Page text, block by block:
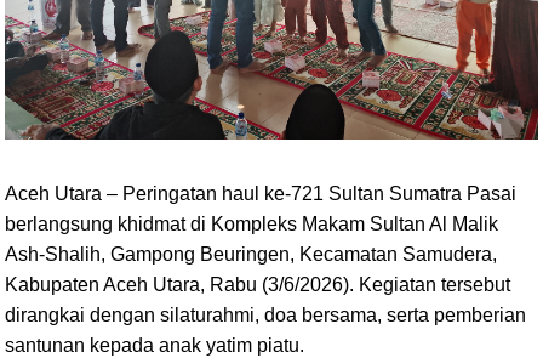
Aceh Utara – Peringatan haul ke-721 Sultan Sumatra Pasai
berlangsung khidmat di Kompleks Makam Sultan Al Malik
Ash-Shalih, Gampong Beuringen, Kecamatan Samudera,
Kabupaten Aceh Utara, Rabu (3/6/2026). Kegiatan tersebut
dirangkai dengan silaturahmi, doa bersama, serta pemberian
santunan kepada anak yatim piatu.